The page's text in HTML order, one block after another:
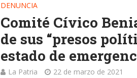
DENUNCIA
Comité Cívico
de sus “presos
estado de
La Patria 22 de marzo de 2021